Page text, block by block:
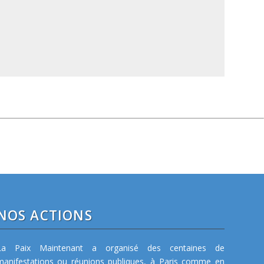
ACTIONS
Paix Maintenant a organisé des centaines de
ou réunions publiques, à Paris comme en